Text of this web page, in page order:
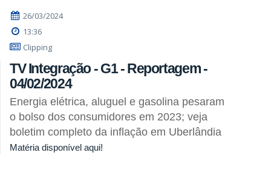
26/03/2024
13:36
Clipping
TV Integração - G1 - Reportagem -
04/02/2024
Energia elétrica, aluguel e gasolina pesaram
o bolso dos consumidores em 2023; veja
boletim completo da inflação em Uberlândia
Matéria disponível aqui!